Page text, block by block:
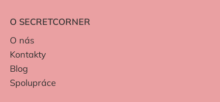
O SECRETCORNER
O nás
Kontakty
Blog
Spolupráce